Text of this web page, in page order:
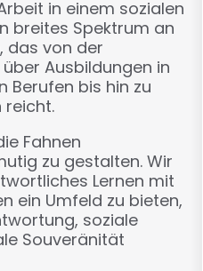
in einem sozialen
breites Spektrum an
das von der
Ausbildungen in
Berufen bis hin zu
reicht.
Fahnen
zu gestalten. Wir
Lernen mit
ein Umfeld zu bieten,
soziale
Souveränität